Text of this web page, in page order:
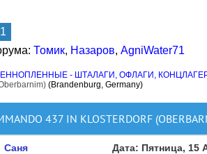
1
Томик, Назаров, AgniWater71
- ШТАЛАГИ, ОФЛАГИ,
(Brandenburg, Germany)
437 IN KLOSTERDORF
Саня Дата: Пятница, 15